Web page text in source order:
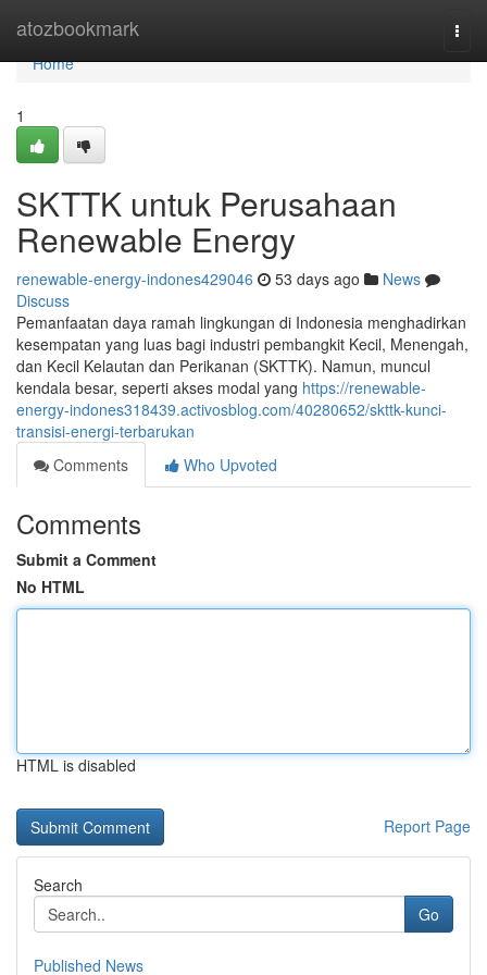
atozbookmark
Home
Home
1
SKTTK untuk Perusahaan
Renewable Energy
renewable-energy-indones429046 53 days ago
News
Discuss
Pemanfaatan daya ramah lingkungan di Indonesia menghadirkan
kesempatan yang luas bagi industri pembangkit Kecil, Menengah,
dan Kecil Kelautan dan Perikanan (SKTTK). Namun, muncul
kendala besar, seperti akses modal yang https://renewable-
energy-indones318439.activosblog.com/40280652/skttk-kunci-
transisi-energi-terbarukan
Comments
Who Upvoted
Comments
Submit a Comment
No HTML
HTML is disabled
Report Page
Search
Go
Published News